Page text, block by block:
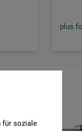
für soziale
plus